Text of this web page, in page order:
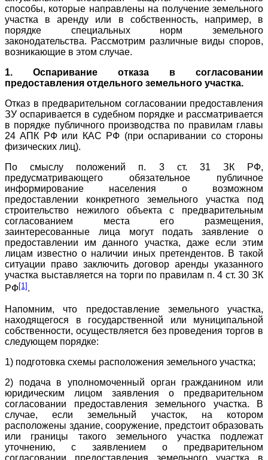
способы, которые направлены на получение земельного
участка в аренду или в собственность, например, в
порядке специальных норм земельного
законодательства. Рассмотрим различные виды споров,
возникающие в этом случае.
1. Оспаривание отказа в согласовании
предоставления отдельного земельного участка.
Отказ в предварительном согласовании предоставления
ЗУ оспаривается в судебном порядке и рассматривается
в порядке публичного производства по правилам главы
24 АПК РФ или КАС РФ (при оспаривании со стороны
физических лиц).
По смыслу положений п. 3 ст. 31 ЗК РФ,
предусматривающего обязательное публичное
информирование населения о возможном
предоставлении конкретного земельного участка под
строительство нежилого объекта с предварительным
согласованием места его размещения,
заинтересованные лица могут подать заявление о
предоставлении им данного участка, даже если этим
лицам известно о наличии иных претендентов. В такой
ситуации право заключить договор аренды указанного
участка выставляется на торги по правилам п. 4 ст. 30 ЗК
РФ[1].
Напомним, что предоставление земельного участка,
находящегося в государственной или муниципальной
собственности, осуществляется без проведения торгов в
следующем порядке:
1) подготовка схемы расположения земельного участка;
2) подача в уполномоченный орган гражданином или
юридическим лицом заявления о предварительном
согласовании предоставления земельного участка. В
случае, если земельный участок, на котором
расположены здание, сооружение, предстоит образовать
или границы такого земельного участка подлежат
уточнению, с заявлением о предварительном
согласовании предоставления земельного участка в